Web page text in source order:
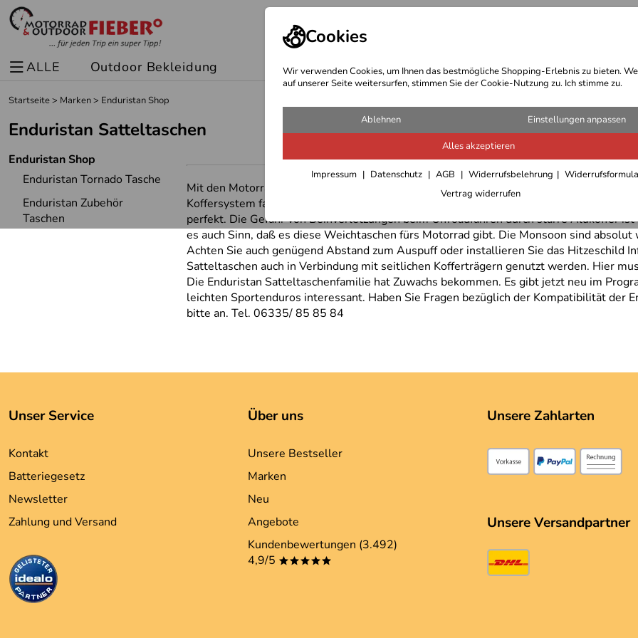
Cookies
Wir verwenden Cookies, um Ihnen das bestmögliche Shopping-Erlebnis zu bieten.
auf unserer Seite weitersurfen, stimmen Sie der Cookie-Nutzung zu. Ich stimme zu.
Ablehnen Einstellungen anpassen
Alles akzeptieren
Impressum Datenschutz AGB Widerrufsbelehrung
Vertrag widerrufen
ALLE Outdoor Bekleidung Sport Bekleidung Outdoor Ausrüstung
Startseite> Marken> Enduristan Shop
Enduristan Satteltaschen
Enduristan Shop
Enduristan Tornado Tasche
Enduristan Zubehör
Taschen
Mit den Motorradsatteltaschen Monsoon 3 ist Enduristan ein sehr gutes Produkt
Koffersystem fahren möchten und lieber mit wasserdichten Satteltaschen liebäugeln.
perfekt. Die Gefahr von Beinverletzungen beim Offroadfahren durch starre Alukoffer
es auch Sinn, daß es diese Weichtaschen fürs Motorrad gibt. Die Monsoon sind
Achten Sie auch genügend Abstand zum Auspuff oder installieren Sie das Hitzeschild
Satteltaschen auch in Verbindung mit seitlichen Kofferträgern genutzt werden. Hier
Die Enduristan Satteltaschenfamilie hat Zuwachs bekommen. Es gibt jetzt neu im
leichten Sportenduros interessant. Haben Sie Fragen bezüglich der Kompatibilität der
bitte an. Tel. 06335/ 85 85 84
Unser Service
Kontakt
Batteriegesetz
Newsletter
Zahlung und Versand
Über uns
Unsere Bestseller
Marken
Neu
Angebote
Kundenbewertungen (3.492)
4,9/5 *****
Unsere Zahlarten
Unsere Versandpartner